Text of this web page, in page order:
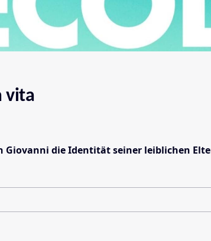
vita
Giovanni die Identität seiner leiblichen